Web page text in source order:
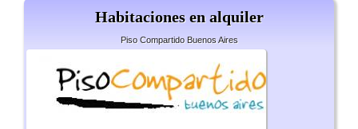
Habitaciones en alquiler
Piso Compartido Buenos Aires